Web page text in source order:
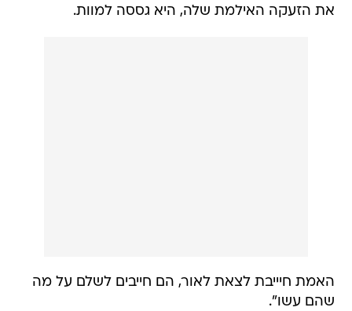
את הזעקה האילמת שלה, היא גססה למוות.
האמת חיייבת לצאת לאור, הם חייבים לשלם על מה
שהם עשו".